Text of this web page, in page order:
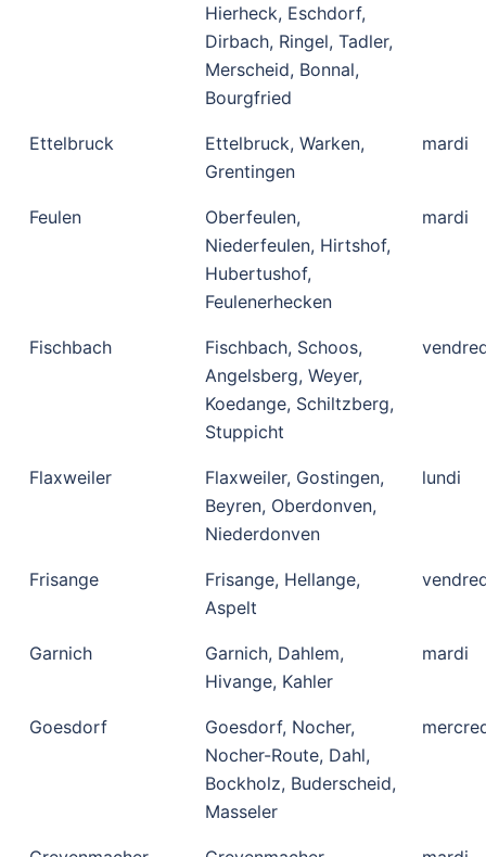
Hierheck, Eschdorf,
Dirbach, Ringel, Tadler,
Merscheid, Bonnal,
Bourgfried
Ettelbruck
Ettelbruck, Warken,
Grentingen
mardi
Feulen
Oberfeulen,
Niederfeulen, Hirtshof,
Hubertushof,
Feulenerhecken
mardi
Fischbach
Fischbach, Schoos,
Angelsberg, Weyer,
Koedange, Schiltzberg,
Stuppicht
Flaxweiler
Flaxweiler, Gostingen,
Beyren, Oberdonven,
Niederdonven
lundi
Frisange
Frisange, Hellange,
Aspelt
Garnich
Garnich, Dahlem,
Hivange, Kahler
mardi
Goesdorf
Goesdorf, Nocher,
Nocher-Route, Dahl,
Bockholz, Buderscheid,
Masseler